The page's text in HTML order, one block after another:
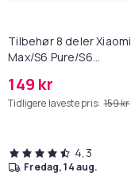
Dry
Tilbehør 8 deler
Max/S6 Pure/S6
149 kr
Tidligere laveste pris: 159 kr
4,3
fredag, 14 aug.